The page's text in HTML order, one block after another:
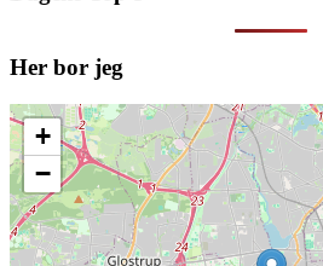
Her bor jeg
+
−